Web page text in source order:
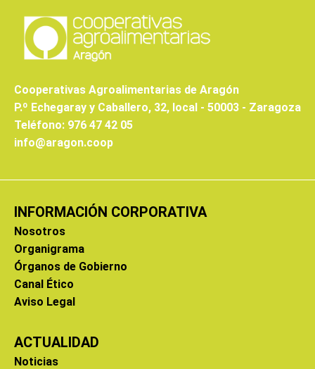
Cooperativas Agroalimentarias de Aragón
P.º Echegaray y Caballero, 32, local - 50003 - Zaragoza
Teléfono: 976 47 42 05
info@aragon.coop
INFORMACIÓN CORPORATIVA
Nosotros
Organigrama
Órganos de Gobierno
Canal Ético
Aviso Legal
ACTUALIDAD
Noticias